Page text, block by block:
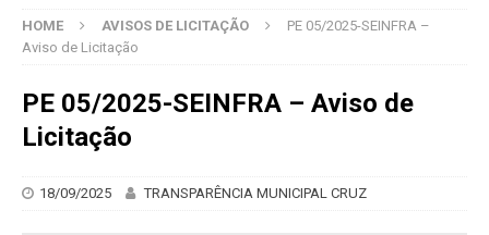
HOME AVISOS DE LICITAÇÃO
PE 05/2025-SEINFRA –
Aviso de Licitação
PE 05/2025-SEINFRA – Aviso de
Licitação
18/09/2025 TRANSPARÊNCIA MUNICIPAL CRUZ